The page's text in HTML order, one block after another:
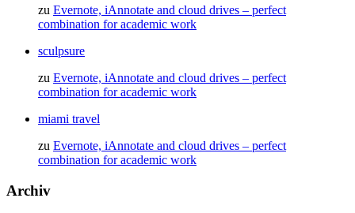
zu Evernote, iAnnotate and cloud drives – perfect
combination for academic work
sculpsure
zu Evernote, iAnnotate and cloud drives – perfect
combination for academic work
miami travel
zu Evernote, iAnnotate and cloud drives – perfect
combination for academic work
Archiv